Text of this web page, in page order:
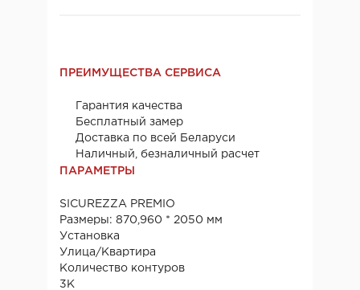
ПРЕИМУЩЕСТВА СЕРВИСА
Гарантия качества
Бесплатный замер
Доставка по всей Беларуси
Наличный, безналичный расчет
ПАРАМЕТРЫ
SICUREZZA PREMIO
Размеры: 870,960 * 2050 мм
Установка
Улица/Квартира
Количество контуров
3К